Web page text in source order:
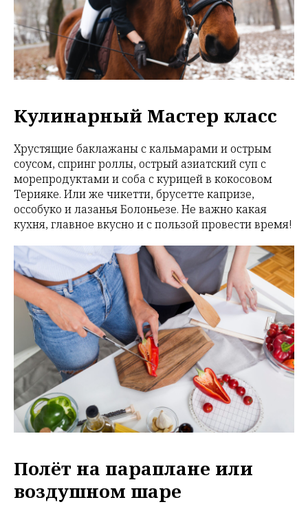
Кулинарный Мастер класс
Хрустящие баклажаны с кальмарами и острым
соусом, спринг роллы, острый азиатский суп с
морепродуктами и соба с курицей в кокосовом
Терияке. Или же чикетти, брусетте капризе,
оссобуко и лазанья Болоньезе. Не важно какая
кухня, главное вкусно и с пользой провести время!
Полёт на параплане или
воздушном шаре